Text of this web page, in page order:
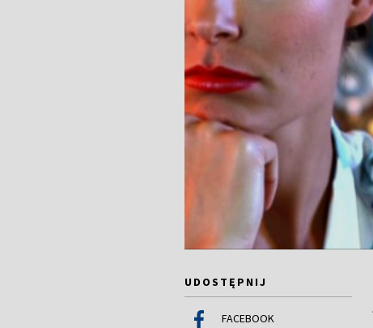
UDOSTĘPNIJ
FACEBOOK